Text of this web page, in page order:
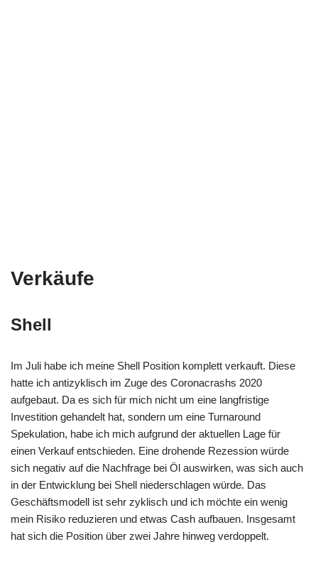
Verkäufe
Shell
Im Juli habe ich meine Shell Position komplett verkauft. Diese
hatte ich antizyklisch im Zuge des Coronacrashs 2020
aufgebaut. Da es sich für mich nicht um eine langfristige
Investition gehandelt hat, sondern um eine Turnaround
Spekulation, habe ich mich aufgrund der aktuellen Lage für
einen Verkauf entschieden. Eine drohende Rezession würde
sich negativ auf die Nachfrage bei Öl auswirken, was sich auch
in der Entwicklung bei Shell niederschlagen würde. Das
Geschäftsmodell ist sehr zyklisch und ich möchte ein wenig
mein Risiko reduzieren und etwas Cash aufbauen. Insgesamt
hat sich die Position über zwei Jahre hinweg verdoppelt.